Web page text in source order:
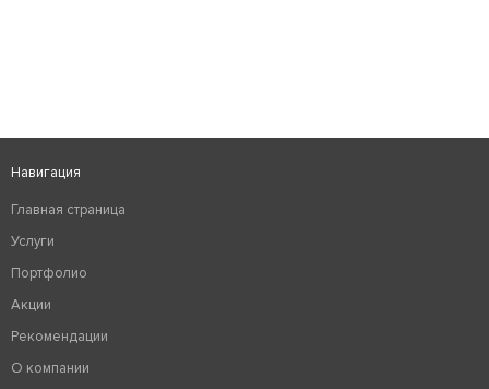
Навигация
Главная страница
Услуги
Портфолио
Акции
Рекомендации
О компании